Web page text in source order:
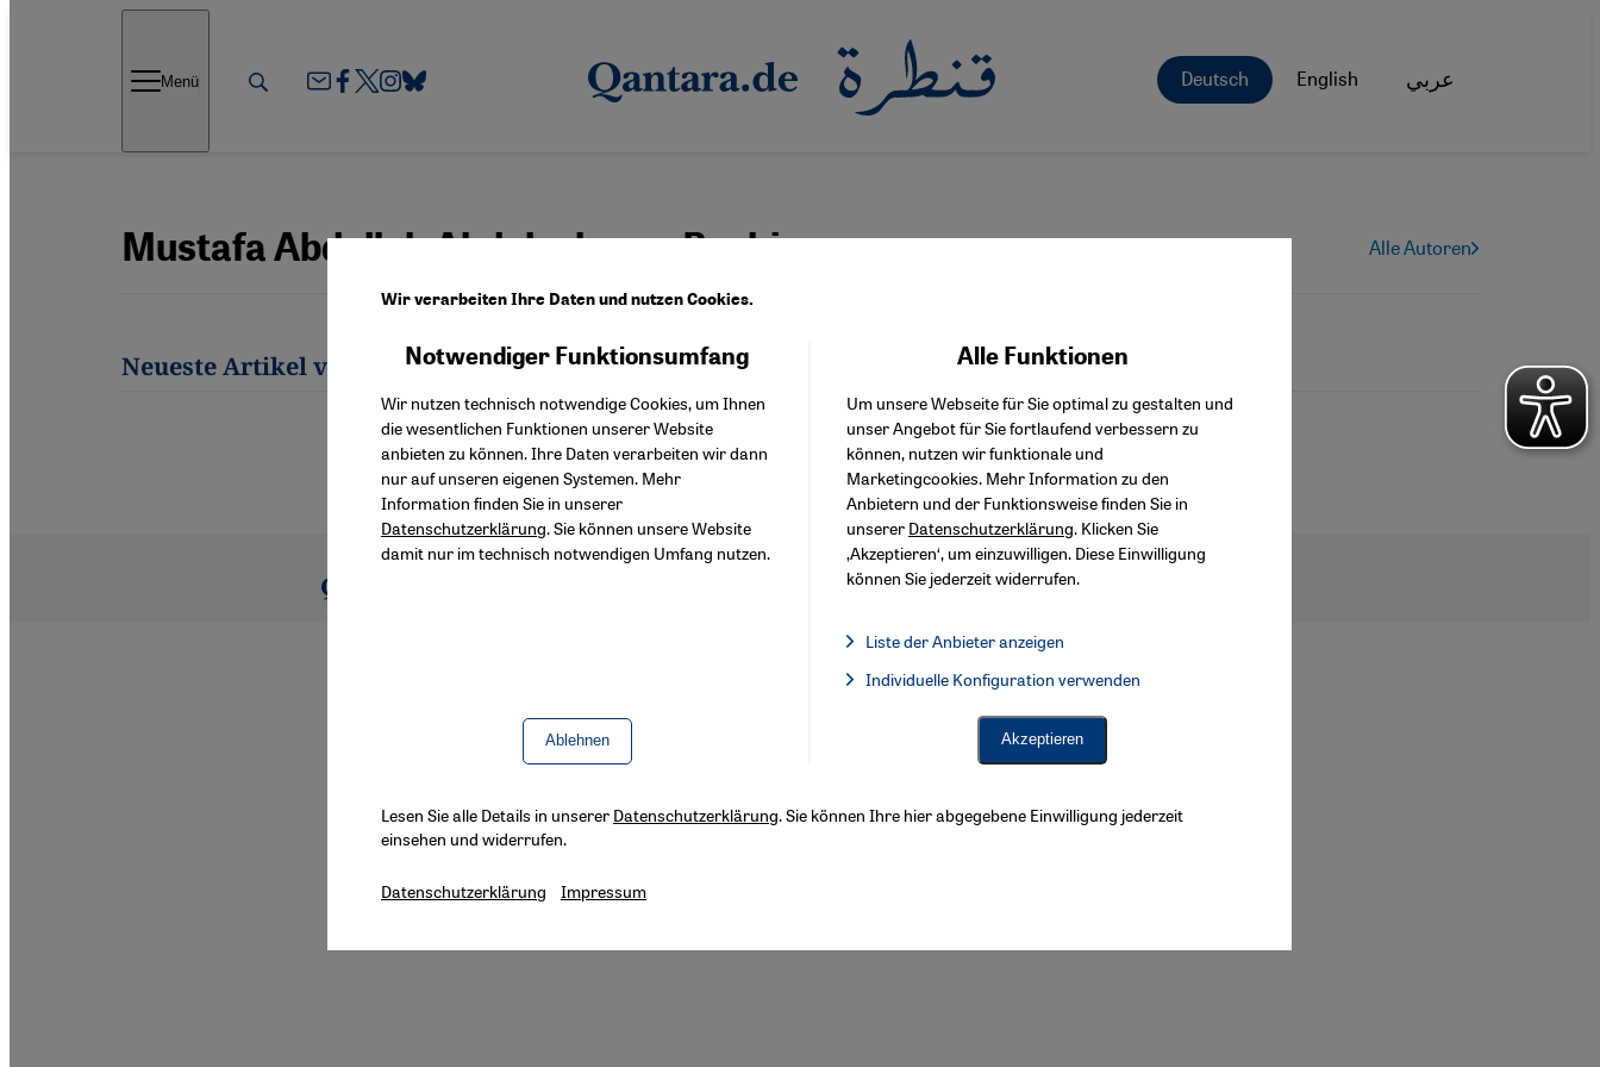
Deutsch English عربي Menü
Mustafa Abdullah Abdulrahman Bashir Alle Autoren
Neueste Artikel von Mustafa Abdullah Abdulrahman Bashir
ImpressumDatenschutzerklärungBarrierefreiheitserklärung
Wir verarbeiten Ihre Daten und nutzen Cookies.
Notwendiger Funktionsumfang
Wir nutzen technisch notwendige Cookies, um Ihnen
die wesentlichen Funktionen unserer Website
anbieten zu können. Ihre Daten verarbeiten wir dann
nur auf unseren eigenen Systemen. Mehr
Information finden Sie in unserer
Datenschutzerklärung. Sie können unsere Website
damit nur im technisch notwendigen Umfang nutzen.
Ablehnen
Alle Funktionen
Um unsere Webseite für Sie optimal zu gestalten und
unser Angebot für Sie fortlaufend verbessern zu
können, nutzen wir funktionale und
Marketingcookies. Mehr Information zu den
Anbietern und der Funktionsweise finden Sie in
unserer Datenschutzerklärung. Klicken Sie
‚Akzeptieren‘, um einzuwilligen. Diese Einwilligung
können Sie jederzeit widerrufen.
Liste der Anbieter anzeigen
Facebook Embed / Facebook Connect, Google Maps Embed, Google Tag Manager, Instagram Embed,
Facebook Embed / Facebook Connect
Twitter Embed
Instagram Embed
Youtube Embed
Google Maps Embed
Individuelle Konfiguration verwenden
Akzeptieren
Lesen Sie alle Details in unserer Datenschutzerklärung. Sie können Ihre hier abgegebene Einwilligung jederzeit
einsehen und widerrufen.
Datenschutzerklärung Impressum